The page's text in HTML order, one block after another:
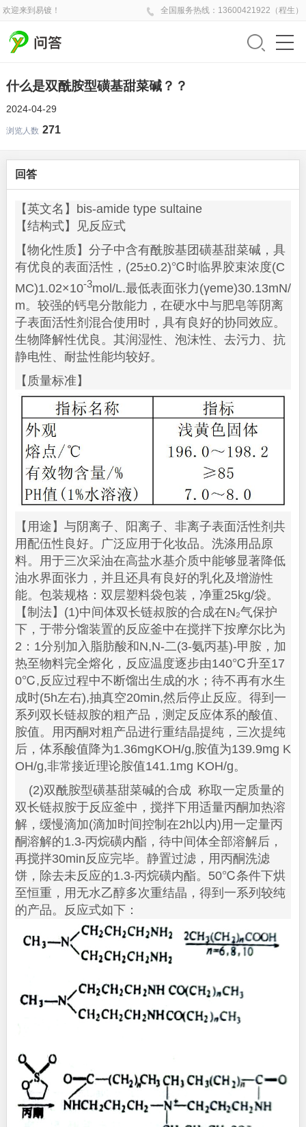
欢迎来到易镀！ 全国 服务热线： 13600421922（程生）
什么是双酰胺型磺基甜菜碱？？
2024-04-29
浏览人数 271
回答
【英文名】bis-amide type sultaine
【结构式】见反应式
【物化性质】分子中含有酰胺基团磺基甜菜碱，具
有优良的表面活性，(25±0.2)℃时临界胶束浓度(C
MC)1.02×10-3mol/L.最低表面张力(γeme)30.13mN/
m。较强的钙皂分散能力，在硬水中与肥皂等阴离
子表面活性剂混合使用时，具有良好的协同效应。
生物降解性优良。其润湿性、泡沫性、去污力、抗
静电性、耐盐性能均较好。
【质量标准】
【用途】与阴离子、阳离子、非离子表面活性剂共
用配伍性良好。广泛应用于化妆品。洗涤用品原
料。用于三次采油在高盐水基介质中能够显著降低
油水界面张力，并且还具有良好的乳化及增游性
能。包装规格：双层塑料袋包装，净重25kg/袋。
【制法】(1)中间体双长链叔胺的合成在N₂气保护
下，于带分馏装置的反应釜中在搅拌下按摩尔比为
2：1分别加入脂肪酸和N,N-二(3-氨丙基)-甲胺，加
热至物料完全熔化，反应温度逐步由140℃升至17
0℃,反应过程中不断馏出生成的水；待不再有水生
成时(5h左右),抽真空20min,然后停止反应。得到一
系列双长链叔胺的粗产品，测定反应体系的酸值、
胺值。用丙酮对粗产品进行重结晶提纯， 三次提纯
后，体系酸值降为1.36mgKOH/g,胺值为139.9mg K
OH/g,非常接近理论胺值141.1mg KOH/g。
(2)双酰胺型磺基甜菜碱的合成 称取一定质量的
双长链叔胺于反应釜中，搅拌下用适量丙酮加热溶
解，缓慢滴加(滴加时间控制在2h以内)用一定量丙
酮溶解的1.3-丙烷磺内酯，待中间体全部溶解后，
再搅拌30min反应完毕。静置过滤，用丙酮洗滤
饼，除去未反应的1.3-丙烷磺内酯。50℃条件下烘
至恒重，用无水乙醇多次重结晶，得到一系列较纯
的产品。反应式如下：